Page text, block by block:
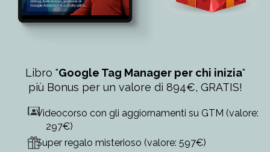
Libro "Google Tag Manager per chi inizia"
più Bonus per un valore di 894€, GRATIS!
Videocorso con gli aggiornamenti su GTM (valore:
297€)
Super regalo misterioso (valore: 597€)